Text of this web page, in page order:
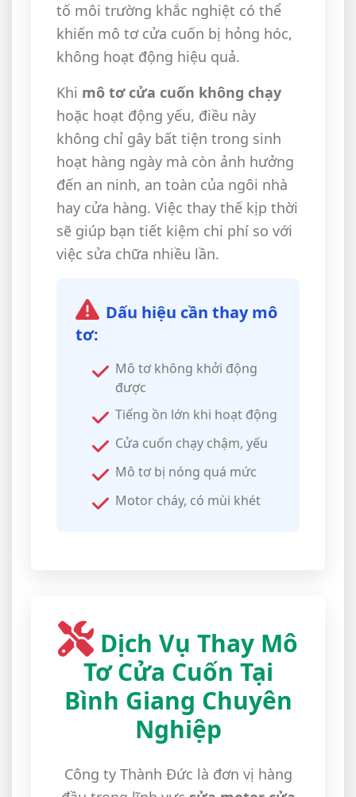
tố môi trường khắc nghiệt có thể
khiến mô tơ cửa cuốn bị hỏng hóc,
không hoạt động hiệu quả.
Khi mô tơ cửa cuốn không chạy
hoặc hoạt động yếu, điều này
không chỉ gây bất tiện trong sinh
hoạt hàng ngày mà còn ảnh hưởng
đến an ninh, an toàn của ngôi nhà
hay cửa hàng. Việc thay thế kịp thời
sẽ giúp bạn tiết kiệm chi phí so với
việc sửa chữa nhiều lần.
Dấu hiệu cần thay mô
tơ:
Mô tơ không khởi động
được
Tiếng ồn lớn khi hoạt động
Cửa cuốn chạy chậm, yếu
Mô tơ bị nóng quá mức
Motor cháy, có mùi khét
Dịch Vụ Thay Mô
Tơ Cửa Cuốn Tại
Bình Giang Chuyên
Nghiệp
Công ty Thành Đức là đơn vị hàng